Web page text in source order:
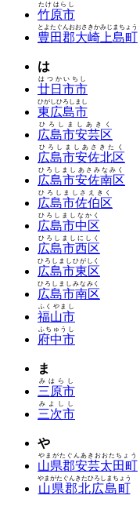
竹原市
たけはらし
豊田郡大崎上島町
とよたぐんおおさきかみじまちょう
は
廿日市市
はつかいちし
東広島市
ひがしひろしまし
広島市安芸区
ひろしましあきく
広島市安佐北区
ひろしましあさきたく
広島市安佐南区
ひろしましあさみなみく
広島市佐伯区
ひろしましさえきく
広島市中区
ひろしましなかく
広島市西区
ひろしましにしく
広島市東区
ひろしましひがしく
広島市南区
ひろしましみなみく
福山市
ふくやまし
府中市
ふちゅうし
ま
三原市
みはらし
三次市
みよしし
や
山県郡安芸太田町
やまがたぐんあきおおたちょう
山県郡北広島町
やまがたぐんきたひろしまちょう